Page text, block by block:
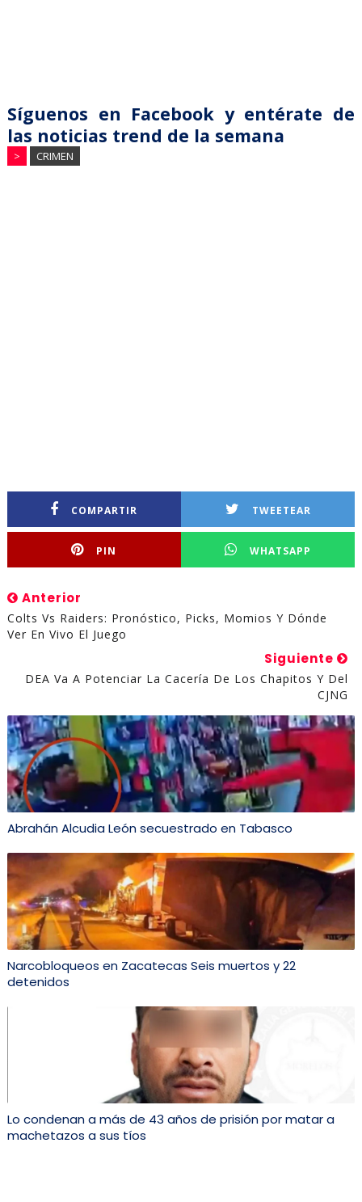
Síguenos en Facebook y entérate de
las noticias trend de la semana
> CRIMEN
COMPARTIR TWEETEAR
PIN WHATSAPP
Anterior
Colts Vs Raiders: Pronóstico, Picks, Momios Y Dónde
Ver En Vivo El Juego
Siguiente
DEA Va A Potenciar La Cacería De Los Chapitos Y Del
CJNG
Abrahán Alcudia León secuestrado en Tabasco
Narcobloqueos en Zacatecas Seis muertos y 22
detenidos
Lo condenan a más de 43 años de prisión por matar a
machetazos a sus tíos